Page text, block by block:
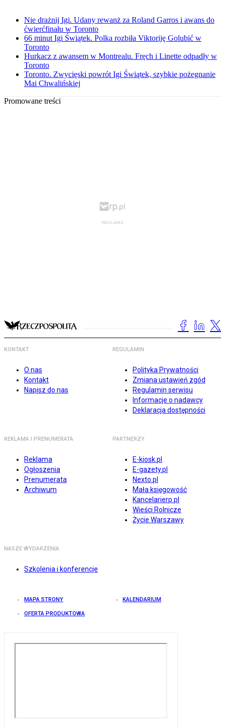
Nie drażnij Igi. Udany rewanż za Roland Garros i awans do
ćwierćfinału w Toronto
66 minut Igi Świątek. Polka rozbiła Viktoriję Golubić w
Toronto
Hurkacz z awansem w Montrealu. Fręch i Linette odpadły w
Toronto
Toronto. Zwycięski powrót Igi Świątek, szybkie pożegnanie
Mai Chwalińskiej
Promowane treści
KONTAKT
O nas
Kontakt
Napisz do nas
REGULAMIN
Polityka Prywatności
Zmiana ustawień zgód
Regulamin serwisu
Informacje o nadawcy
Deklaracja dostępności
REKLAMA I PRENUMERATA
Reklama
Ogłoszenia
Prenumerata
Archiwum
PARTNERZY
E-kiosk.pl
E-gazety.pl
Nexto.pl
Mała księgowość
Kancelarierp.pl
Wieści Rolnicze
Życie Warszawy
NASZE WYDARZENIA
Szkolenia i konferencje
MAPA STRONY KALENDARIUM
OFERTA PRODUKTOWA